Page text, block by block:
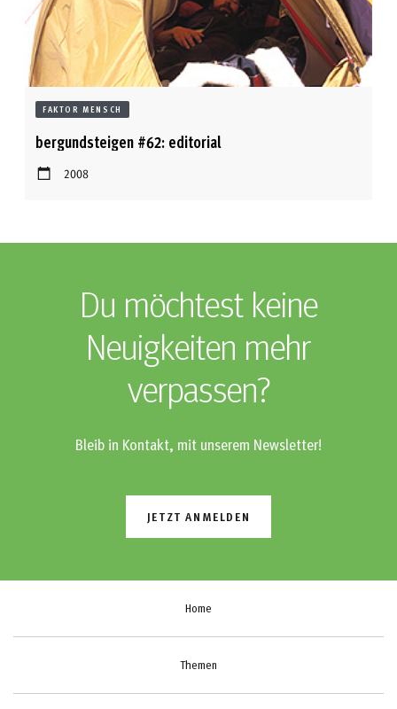
FAKTOR MENSCH
bergundsteigen #62: editorial
2008
Du möchtest keine
Neuigkeiten mehr
verpassen?
Bleib in Kontakt, mit unserem Newsletter!
JETZT ANMELDEN
Home
Themen